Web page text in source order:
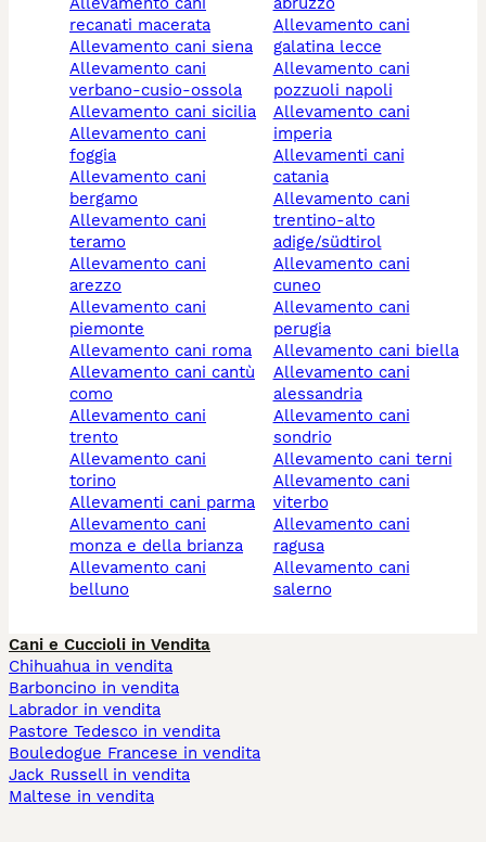
recanati macerata
allevamento cani siena
allevamento cani
verbano-cusio-ossola
allevamento cani sicilia
allevamento cani
foggia
allevamento cani
bergamo
allevamento cani
teramo
allevamento cani
arezzo
allevamento cani
piemonte
allevamento cani roma
allevamento cani cantù
como
allevamento cani
trento
allevamento cani
torino
allevamenti cani parma
allevamento cani
monza e della brianza
allevamento cani
belluno
allevamento cani
galatina lecce
allevamento cani
pozzuoli napoli
allevamento cani
imperia
allevamenti cani
catania
allevamento cani
trentino-alto
adige/südtirol
allevamento cani
cuneo
allevamento cani
perugia
allevamento cani biella
allevamento cani
alessandria
allevamento cani
sondrio
allevamento cani terni
allevamento cani
viterbo
allevamento cani
ragusa
allevamento cani
salerno
Cani e Cuccioli in Vendita
Chihuahua in vendita
Barboncino in vendita
Labrador in vendita
Pastore Tedesco in vendita
Bouledogue Francese in vendita
Jack Russell in vendita
Maltese in vendita